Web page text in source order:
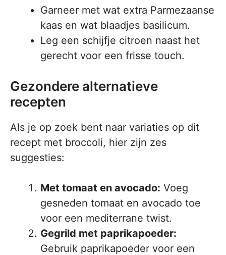
Garneer met wat extra Parmezaanse
kaas en wat blaadjes basilicum.
Leg een schijfje citroen naast het
gerecht voor een frisse touch.
Gezondere alternatieve
recepten
Als je op zoek bent naar variaties op dit
recept met broccoli, hier zijn zes
suggesties:
Met tomaat en avocado: Voeg
gesneden tomaat en avocado toe
voor een mediterrane twist.
Gegrild met paprikapoeder:
Gebruik paprikapoeder voor een